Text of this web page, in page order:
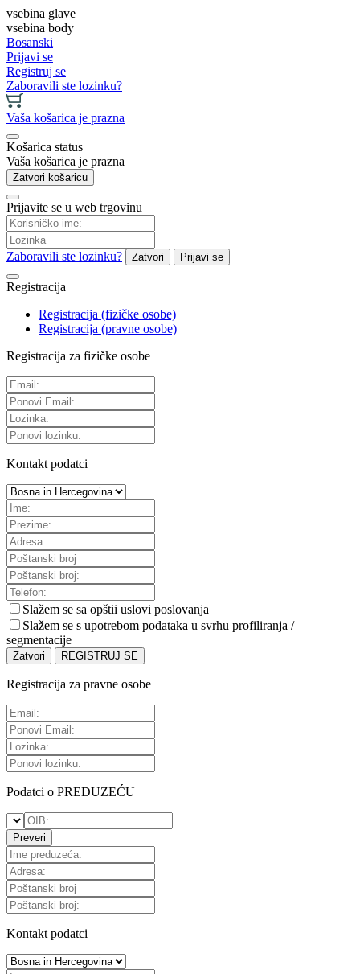
vsebina glave
vsebina body
Bosanski
Prijavi se
Registruj se
Zaboravili ste lozinku?
Vaša košarica je prazna
Košarica status
Vaša košarica je prazna
Zatvori košaricu
Prijavite se u web trgovinu
Zaboravili ste lozinku? Zatvori Prijavi se
Registracija
Registracija (fizičke osobe)
Registracija (pravne osobe)
Registracija za fizičke osobe
Kontakt podatci
Slažem se sa opštii uslovi poslovanja
Slažem se s upotrebom podataka u svrhu profiliranja /
segmentacije
Zatvori REGISTRUJ SE
Registracija za pravne osobe
Podatci o PREDUZEĆU
Preveri
Kontakt podatci